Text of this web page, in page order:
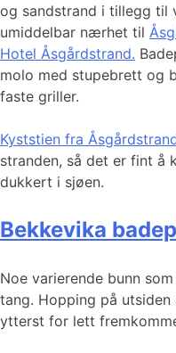
og sandstrand i tillegg til
umiddelbar nærhet til
Hotel Åsgårdstrand.
molo med stupebrett og
faste griller.
Kyststien fra
stranden, så det er fint å
dukkert i sjøen.
Bekkevika
Noe varierende bunn
tang. Hopping på utsiden
ytterst for lett